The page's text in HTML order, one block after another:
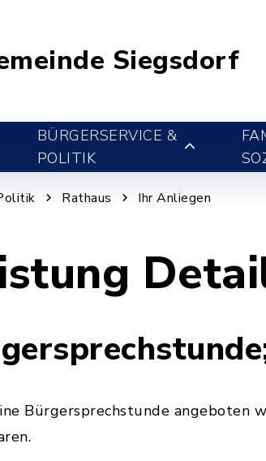
Siegsdorf
BÜRGERSERVICE &
POLITIK
Rathaus Ihr Anliegen
Bürgersprechstunde angeboten